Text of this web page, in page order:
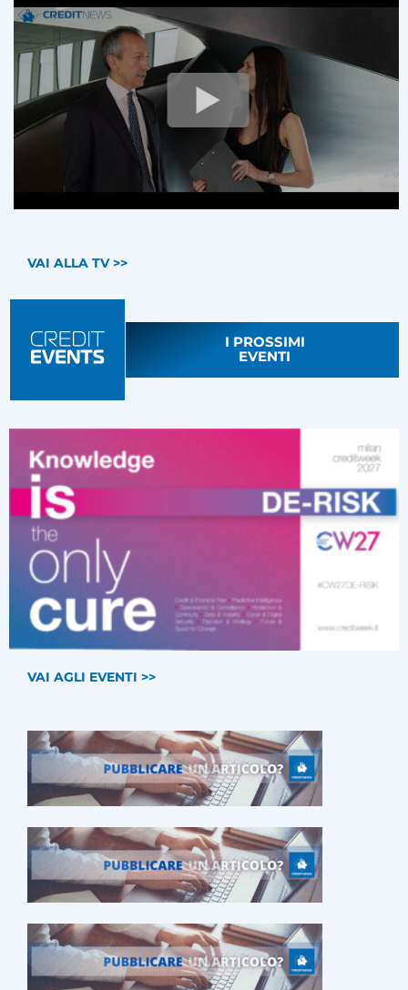
VAI ALLA TV >>
I PROSSIMI
EVENTI
VAI AGLI EVENTI >>